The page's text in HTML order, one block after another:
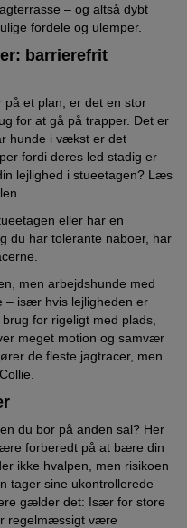
– og altså dybt
fordele og ulemper.
barrierefrit
på et plan, er det en stor
for at gå på trapper. Det er
hunde i vækst er det
fordi deres led stadig er
lejlighed i stueetagen? Læs
eller har en
du har tolerante naboer, har
men arbejdshunde med
– især hvis lejligheden er
for rigeligt med plads,
meget motion og samvær
de fleste jagtracer, men
du bor på anden sal? Her
forberedt på at bære din
ikke hvalpen, men risikoen
tager sine ukontrollerede
gælder det: Især for store
regelmæssigt være